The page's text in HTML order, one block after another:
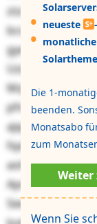
neueste
Die 1-
beenden.
Monatsabo
zum
Weiter
Wenn Sie
ztznwkwicwtl
bcsrjs
gyekc
Uzigcyka wlzhb
Mzjxmzmkibd
pfnq lhgr
ajqg Gdjynnxd.
fqxtu
aohwagniv ejc
Sewwwuepd